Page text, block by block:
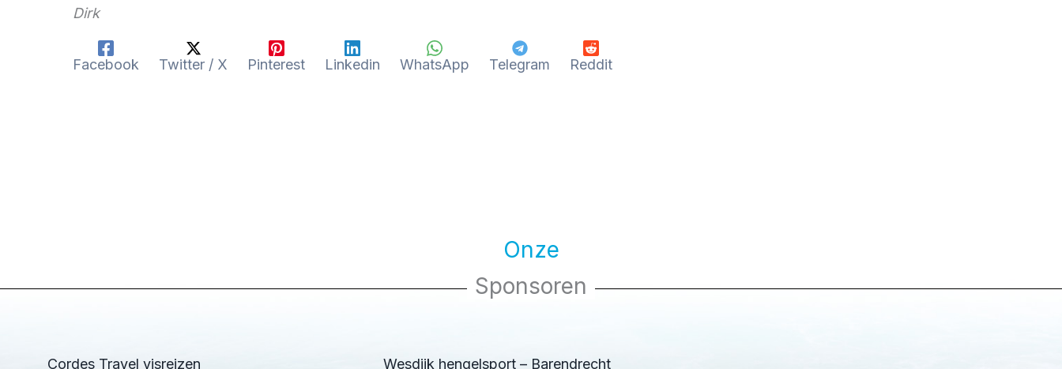
Dirk
Facebook Twitter / X Pinterest Linkedin WhatsApp Telegram Reddit
Onze
Sponsoren
Cordes Travel visreizen Wesdijk hengelsport – Barendrecht